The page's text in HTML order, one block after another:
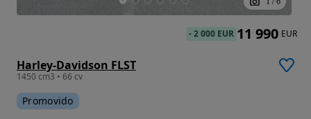
Harley-Davidson FLST
1450 cm3 • 66 cv
Promovido
-2 000 EUR 11 990 EUR